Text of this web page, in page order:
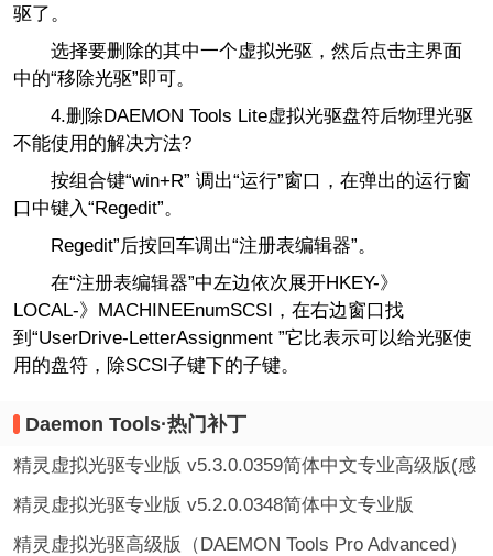
驱了。
选择要删除的其中一个虚拟光驱，然后点击主界面
中的“移除光驱”即可。
4.删除DAEMON Tools Lite虚拟光驱盘符后物理光驱
不能使用的解决方法?
按组合键“win+R” 调出“运行”窗口，在弹出的运行窗
口中键入“Regedit”。
Regedit”后按回车调出“注册表编辑器”。
在“注册表编辑器”中左边依次展开HKEY-》
LOCAL-》MACHINEEnumSCSI，在右边窗口找
到“UserDrive-LetterAssignment ”它比表示可以给光驱使
用的盘符，除SCSI子键下的子键。
Daemon Tools·热门补丁
精灵虚拟光驱专业版 v5.3.0.0359简体中文专业高级版(感
谢游侠会员THEGFW原创制作)
精灵虚拟光驱专业版 v5.2.0.0348简体中文专业版
精灵虚拟光驱高级版（DAEMON Tools Pro Advanced）